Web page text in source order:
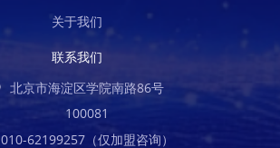
关于我们
联系我们
北京市海淀区学院南路86号
100081
010-62199257（仅加盟咨询）